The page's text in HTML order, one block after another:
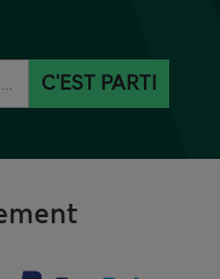
C'EST PARTI